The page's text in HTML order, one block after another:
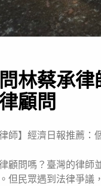
問林蔡承
顧問
師】經濟日報推薦
顧問嗎？臺灣的律師
但民眾遇到法律爭議